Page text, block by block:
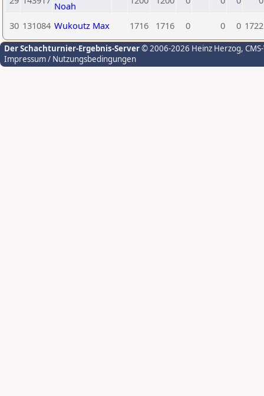
Noah
30 131084 Wukoutz Max 1716 1716 0 0 0 1722
Der Schachturnier-Ergebnis-Server© 2006-2026 Heinz Herzog,
Impressum / Nutzungsbedingungen